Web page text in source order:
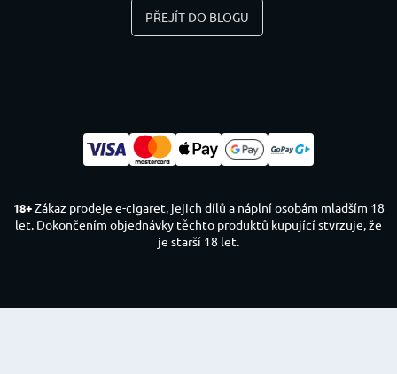
PŘEJÍT DO BLOGU
18+Zákaz prodeje e-cigaret, jejich dílů a náplní osobám mladším 18
let. Dokončením objednávky těchto produktů kupující stvrzuje, že
je starší 18 let.